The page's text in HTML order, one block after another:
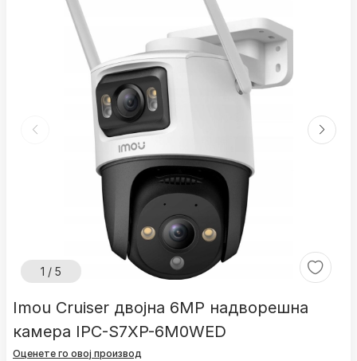
1 / 5
Imou Cruiser двојна 6MP надворешна
камера IPC-S7XP-6M0WED
Оценете го овој производ